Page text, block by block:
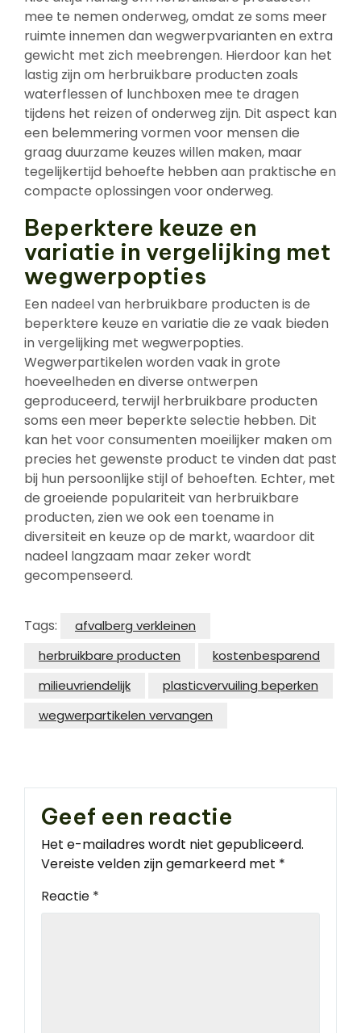
mee te nemen onderweg, omdat ze soms meer
ruimte innemen dan wegwerpvarianten en extra
gewicht met zich meebrengen. Hierdoor kan het
lastig zijn om herbruikbare producten zoals
waterflessen of lunchboxen mee te dragen
tijdens het reizen of onderweg zijn. Dit aspect kan
een belemmering vormen voor mensen die
graag duurzame keuzes willen maken, maar
tegelijkertijd behoefte hebben aan praktische en
compacte oplossingen voor onderweg.
Beperktere keuze en
variatie in vergelijking met
wegwerpopties
Een nadeel van herbruikbare producten is de
beperktere keuze en variatie die ze vaak bieden
in vergelijking met wegwerpopties.
Wegwerpartikelen worden vaak in grote
hoeveelheden en diverse ontwerpen
geproduceerd, terwijl herbruikbare producten
soms een meer beperkte selectie hebben. Dit
kan het voor consumenten moeilijker maken om
precies het gewenste product te vinden dat past
bij hun persoonlijke stijl of behoeften. Echter, met
de groeiende populariteit van herbruikbare
producten, zien we ook een toename in
diversiteit en keuze op de markt, waardoor dit
nadeel langzaam maar zeker wordt
gecompenseerd.
Tags:
afvalberg verkleinen
herbruikbare producten
kostenbesparend
milieuvriendelijk
plasticvervuiling beperken
wegwerpartikelen vervangen
Geef een reactie
Het e-mailadres wordt niet gepubliceerd.
Vereiste velden zijn gemarkeerd met *
Reactie *